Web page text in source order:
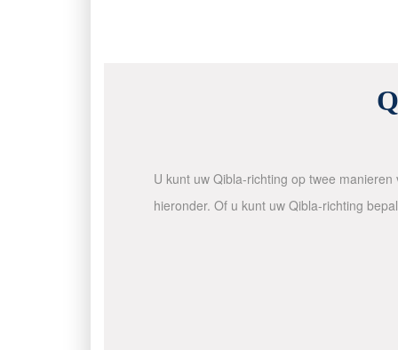
U kunt uw Qibla-richting op twee
hieronder. Of u kunt uw Qibla-richting